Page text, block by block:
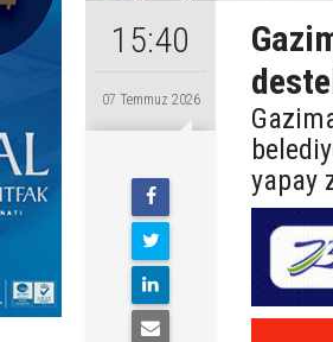
15:40
07 Temmuz 2026
yapay